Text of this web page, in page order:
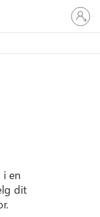
Log
på
din
en
dit